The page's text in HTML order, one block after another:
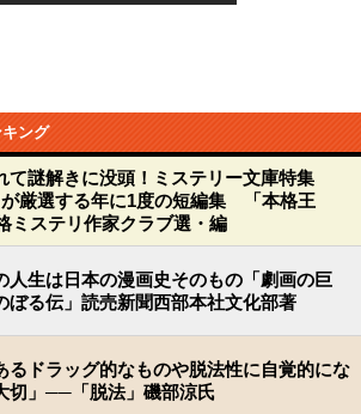
ング
て謎解きに没頭！ミステリー文庫特集
が厳選する年に1度の短編集 「本格王
ミステリ作家クラブ選・編
人生は日本の漫画史そのもの「劇画の巨
る伝」読売新聞西部本社文化部著
るドラッグ的なものや脱法性に自覚的にな
切」──「脱法」磯部涼氏